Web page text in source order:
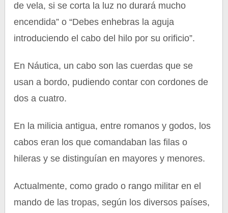
de vela, si se corta la luz no durará mucho
encendida” o “Debes enhebras la aguja
introduciendo el cabo del hilo por su orificio”.
En Náutica, un cabo son las cuerdas que se
usan a bordo, pudiendo contar con cordones de
dos a cuatro.
En la milicia antigua, entre romanos y godos, los
cabos eran los que comandaban las filas o
hileras y se distinguían en mayores y menores.
Actualmente, como grado o rango militar en el
mando de las tropas, según los diversos países,